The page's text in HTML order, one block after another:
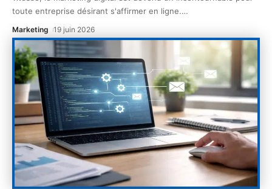
toute entreprise désirant s'affirmer en ligne.…
Marketing 19 juin 2026